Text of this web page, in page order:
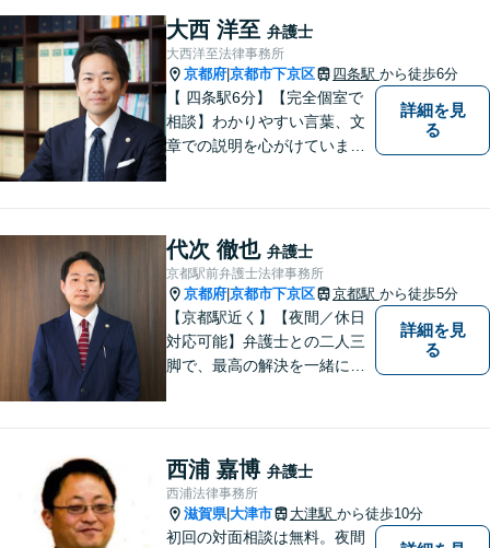
の解決にあたります。どんな
に困難でも、常に明るく、前
向きな気持ちをもって、ご依
頼者様とともにより良い解決
を目指します。
大西 洋至 弁護士
大西洋至法律事務所
京都府 京都市下京区 四条駅 から徒歩6分
【 四条駅6分】【完全個室で
相談】わかりやすい言葉、文
章での説明を心がけていま
気軽にご相談下さい。
詳細を見
る
代次 徹也 弁護士
京都駅前弁護士法律事務所
京都府 京都市下京区 京都駅 から徒歩5分
【京都駅近く】【夜間／休日
対応可能】弁護士との二人三
脚で、最高の解決を一緒に目
可能です。【地域に根ざした
弁護士】まずは当事務所の無
料法律相談をご体験くださ
い。
詳細を見
る
西浦 嘉博 弁護士
西浦法律事務所
滋賀県|大津市 大津駅 から徒歩10分
初回の対面相談は無料。夜間